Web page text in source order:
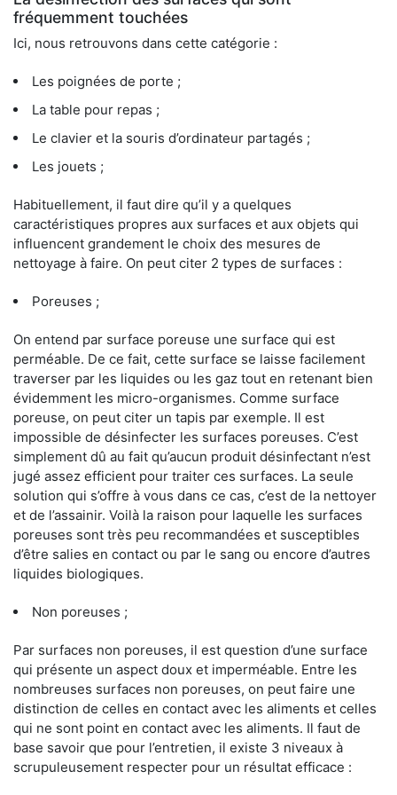
fréquemment touchées
Ici, nous retrouvons dans cette catégorie :
Les poignées de porte ;
La table pour repas ;
Le clavier et la souris d’ordinateur partagés ;
Les jouets ;
Habituellement, il faut dire qu’il y a quelques
caractéristiques propres aux surfaces et aux objets qui
influencent grandement le choix des mesures de
nettoyage à faire. On peut citer 2 types de surfaces :
Poreuses ;
On entend par surface poreuse une surface qui est
perméable. De ce fait, cette surface se laisse facilement
traverser par les liquides ou les gaz tout en retenant bien
évidemment les micro-organismes. Comme surface
poreuse, on peut citer un tapis par exemple. Il est
impossible de désinfecter les surfaces poreuses. C’est
simplement dû au fait qu’aucun produit désinfectant n’est
jugé assez efficient pour traiter ces surfaces. La seule
solution qui s’offre à vous dans ce cas, c’est de la nettoyer
et de l’assainir. Voilà la raison pour laquelle les surfaces
poreuses sont très peu recommandées et susceptibles
d’être salies en contact ou par le sang ou encore d’autres
liquides biologiques.
Non poreuses ;
Par surfaces non poreuses, il est question d’une surface
qui présente un aspect doux et imperméable. Entre les
nombreuses surfaces non poreuses, on peut faire une
distinction de celles en contact avec les aliments et celles
qui ne sont point en contact avec les aliments. Il faut de
base savoir que pour l’entretien, il existe 3 niveaux à
scrupuleusement respecter pour un résultat efficace :